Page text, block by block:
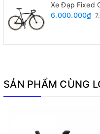
Loại xe
Đối tượng phù hợp
Thời gian sạc
Xe Đạp Fixed
6.000.000₫
SẢN PHẨM CÙNG